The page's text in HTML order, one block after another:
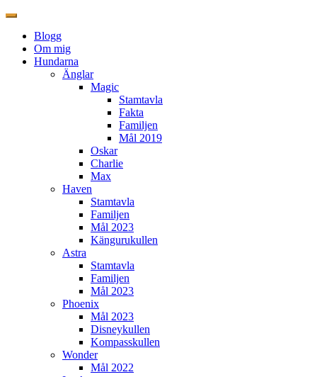
Blogg
Om mig
Hundarna
Änglar
Magic
Stamtavla
Fakta
Familjen
Mål 2019
Oskar
Charlie
Max
Haven
Stamtavla
Familjen
Mål 2023
Kängurukullen
Astra
Stamtavla
Familjen
Mål 2023
Phoenix
Mål 2023
Disneykullen
Kompasskullen
Wonder
Mål 2022